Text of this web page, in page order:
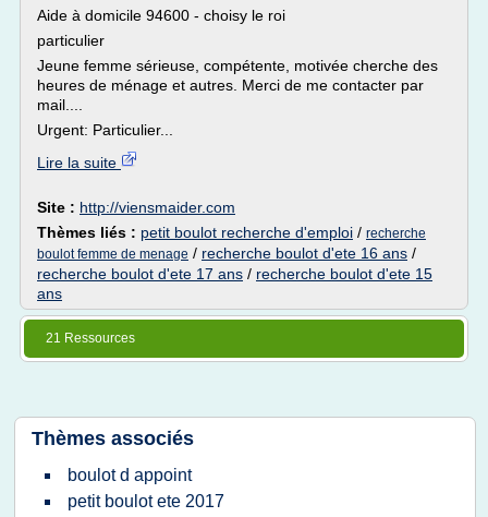
Aide à domicile 94600 - choisy le roi
particulier
Jeune femme sérieuse, compétente, motivée cherche des
heures de ménage et autres. Merci de me contacter par
mail....
Urgent: Particulier...
Lire la suite
Site : http://viensmaider.com
Thèmes liés : petit boulot recherche d'emploi / recherche
boulot femme de menage / recherche boulot d'ete 16 ans /
recherche boulot d'ete 17 ans / recherche boulot d'ete 15
ans
21 Ressources
Thèmes associés
boulot d appoint
petit boulot ete 2017